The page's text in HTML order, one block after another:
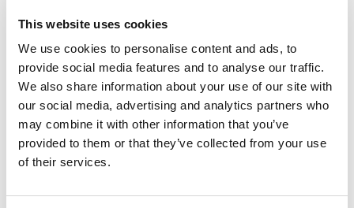
This website uses cookies
We use cookies to personalise content and ads, to
provide social media features and to analyse our traffic.
We also share information about your use of our site with
our social media, advertising and analytics partners who
may combine it with other information that you’ve
provided to them or that they’ve collected from your use
of their services.
En particulier, les consommatrices de drogues sont
confrontées à des obstacles juridiques, politiques et
sociaux pour accéder aux services vitaux de lutte
contre le VIH et de réduction des risques. Nous
devons investir dans des services de réduction des
risques adaptés aux besoins des femmes et qui ne les
jugent pas.